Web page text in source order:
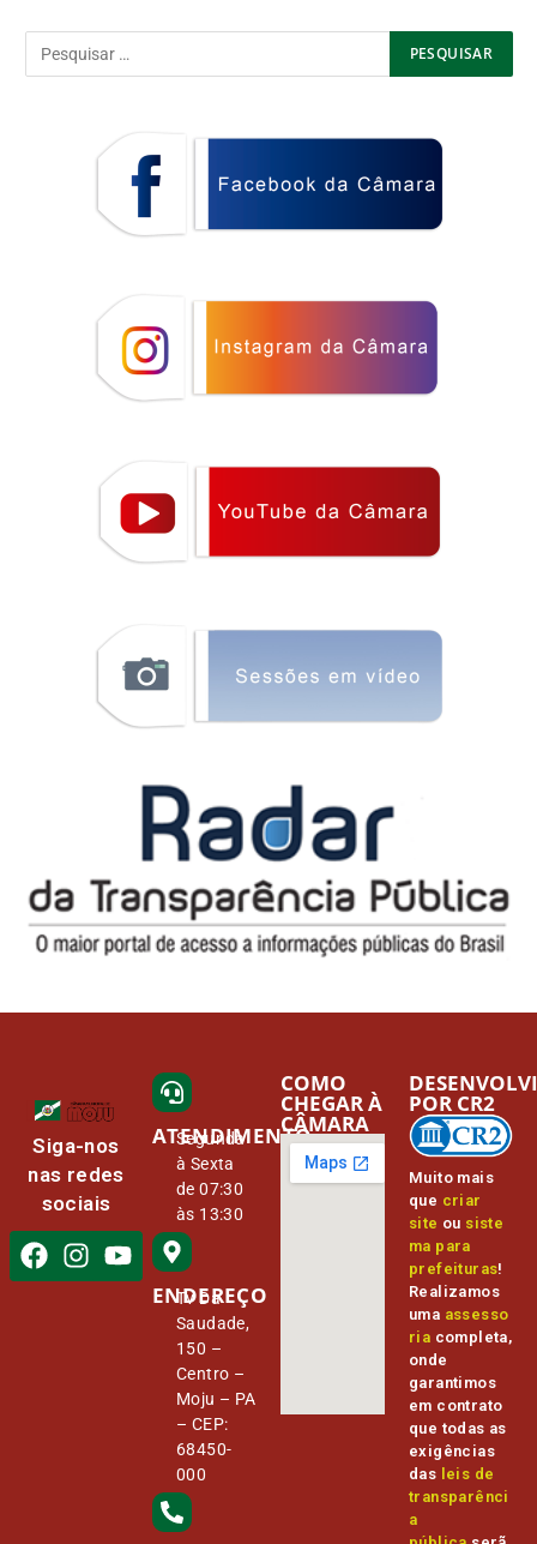
Siga-nos
nas redes
sociais
ATENDIMENTO
Segunda
à Sexta
de 07:30
às 13:30
ENDEREÇO
Tv Da
Saudade,
150 –
Centro –
Moju – PA
– CEP:
68450-
000
COMO
CHEGAR À
CÂMARA
Muito mais
que criar
site ou siste
ma para
prefeituras!
Realizamos
uma assesso
ria completa,
onde
garantimos
em contrato
que todas as
exigências
das leis de
transparênci
a
POR CR2